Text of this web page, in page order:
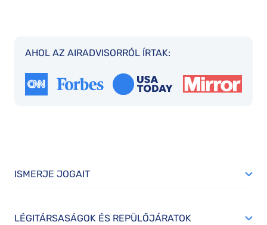
AHOL AZ AIRADVISORRÓL ÍRTAK:
ISMERJE JOGAIT
LÉGITÁRSASÁGOK ÉS REPÜLŐJÁRATOK